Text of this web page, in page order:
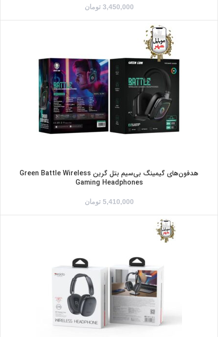
3,450,000 تومان
هدفون‌های گیمینگ بی‌سیم بتل گرین Green Battle Wireless
Gaming Headphones
5,410,000 تومان